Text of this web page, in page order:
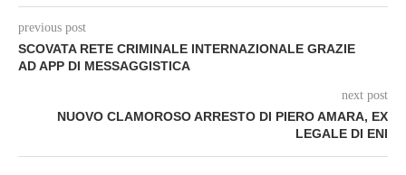
previous post
SCOVATA RETE CRIMINALE INTERNAZIONALE GRAZIE
AD APP DI MESSAGGISTICA
next post
NUOVO CLAMOROSO ARRESTO DI PIERO AMARA, EX
LEGALE DI ENI